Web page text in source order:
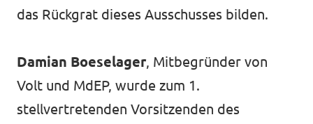
das Rückgrat dieses Ausschusses bilden.
Damian Boeselager, Mitbegründer von
Volt und MdEP, wurde zum 1.
stellvertretenden Vorsitzenden des